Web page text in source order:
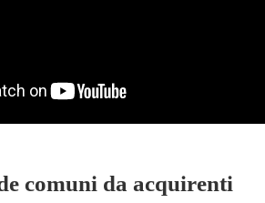
comuni da acquirenti